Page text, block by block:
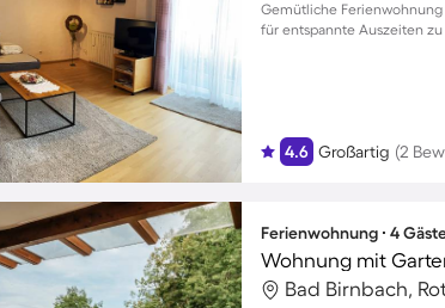
Gemütliche Ferienwohnung
für entspannte Auszeiten
4.6 Großartig (2
Ferienwohnung ∙ 4
Wohnung mit
Bad Birnbach,